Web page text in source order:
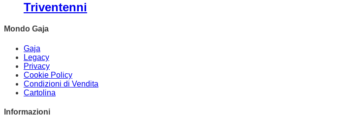
Triventenni
Mondo Gaja
Gaja
Legacy
Privacy
Cookie Policy
Condizioni di Vendita
Cartolina
Informazioni